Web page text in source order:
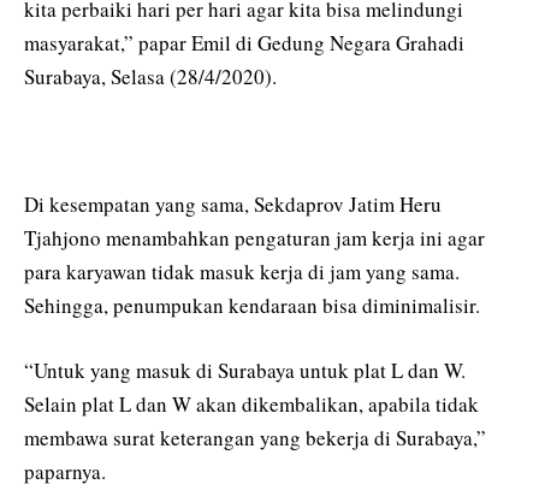
kita perbaiki hari per hari agar kita bisa melindungi
masyarakat,” papar Emil di Gedung Negara Grahadi
Surabaya, Selasa (28/4/2020).
Di kesempatan yang sama, Sekdaprov Jatim Heru
Tjahjono menambahkan pengaturan jam kerja ini agar
para karyawan tidak masuk kerja di jam yang sama.
Sehingga, penumpukan kendaraan bisa diminimalisir.
“Untuk yang masuk di Surabaya untuk plat L dan W.
Selain plat L dan W akan dikembalikan, apabila tidak
membawa surat keterangan yang bekerja di Surabaya,”
paparnya.